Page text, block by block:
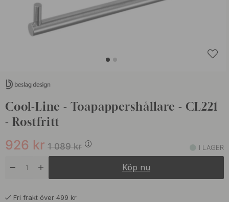
Cool-Line - Toapappershållare - CL221
- Rostfritt
1 089kr
926 kr I LAGER
Köp nu
Fri frakt över 499 kr